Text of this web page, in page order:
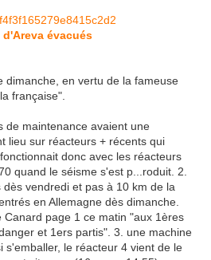
évacués
dimanche, en vertu de la fameuse
française".
de maintenance avaient une
lieu sur réacteurs + récents qui
donc avec les réacteurs
quand le séisme s'est p
roduit. 2.
vendredi et pas à 10 km de la
en Allemagne dès dimanche.
Canard page 1 ce matin "aux 1ères
et 1ers partis". 3. une machine
s'emballer, le réacteur 4 vient de le